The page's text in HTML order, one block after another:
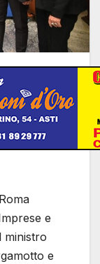
e
ministro
e